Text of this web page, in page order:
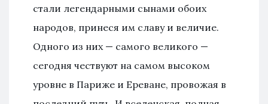
стали легендарными сынами обоих
народов, принеся им славу и величие.
Одного из них — самого великого —
сегодня чествуют на самом высоком
уровне в Париже и Ереване, провожая в